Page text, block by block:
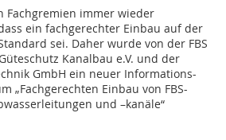
Fachgremien immer wieder
ein fachgerechter Einbau auf der
sei. Daher wurde von der FBS
Kanalbau e.V. und der
GmbH ein neuer Informations-
„Fachgerechten Einbau von FBS-
und –kanäle“